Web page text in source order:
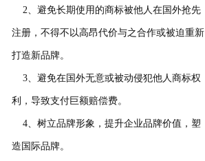
2、避免长期使用的商标被他人在国外抢先
注册，不得不以高昂代价与之合作或被迫重新
打造新品牌。
3、避免在国外无意或被动侵犯他人商标权
利，导致支付巨额赔偿费。
4、树立品牌形象，提升企业品牌价值，塑
造国际品牌。